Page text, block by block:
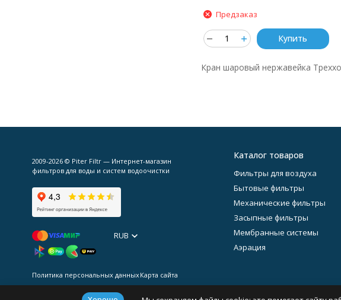
Предзаказ
Купить
Кран шаровый нержавейка
2009-2026 © Piter Filtr — Интернет-магазин
фильтров для воды и систем водоочистки
RUB
Политика персональных данныхКарта сайта
Каталог товаров
Фильтры для воздуха
Бытовые фильтры
Механические фильтры
Засыпные фильтры
Мембранные системы
Аэрация